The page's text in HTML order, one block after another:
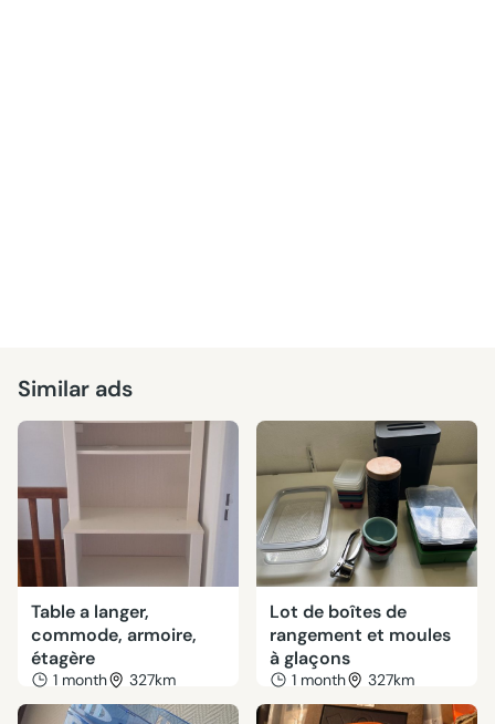
Similar ads
Table a langer,
commode, armoire,
étagère
1 month 327km
Lot de boîtes de
rangement et moules
à glaçons
1 month 327km